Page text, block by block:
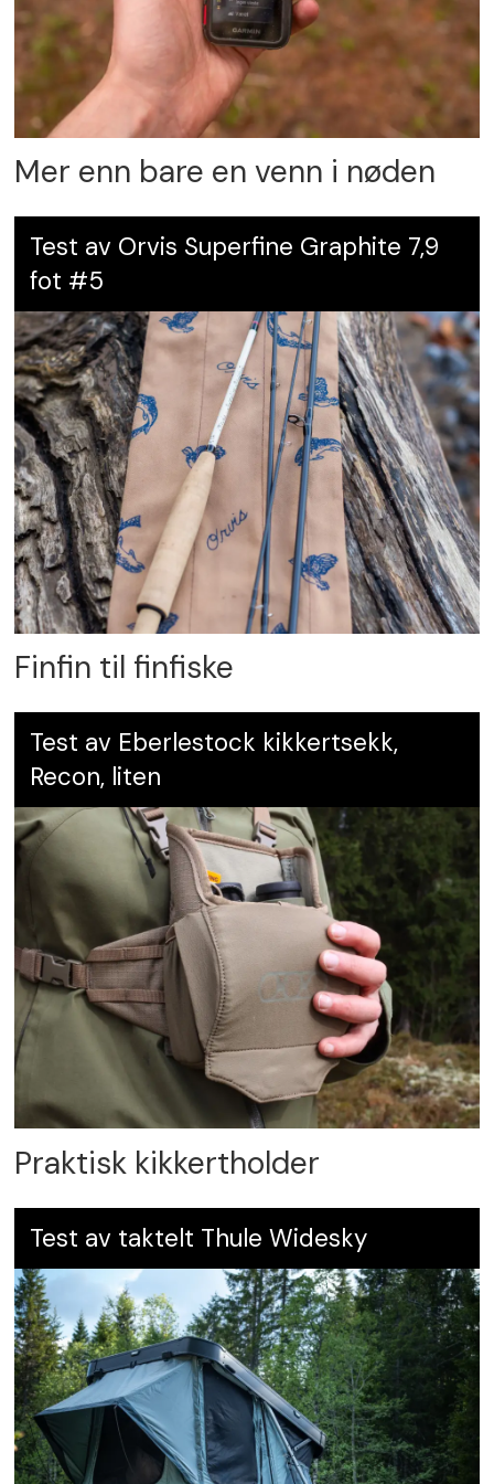
Mer enn bare en venn i nøden
Test av Orvis Superfine Graphite 7,9
fot #5
Finfin til finfiske
Test av Eberlestock kikkertsekk,
Recon, liten
Praktisk kikkertholder
Test av taktelt Thule Widesky